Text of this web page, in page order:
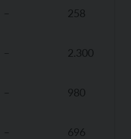
– 258
– 2.300
– 980
– 696